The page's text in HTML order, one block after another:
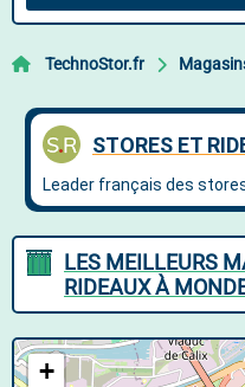
TechnoStor.fr
LES MEILLEURS
RIDEAUX À
+